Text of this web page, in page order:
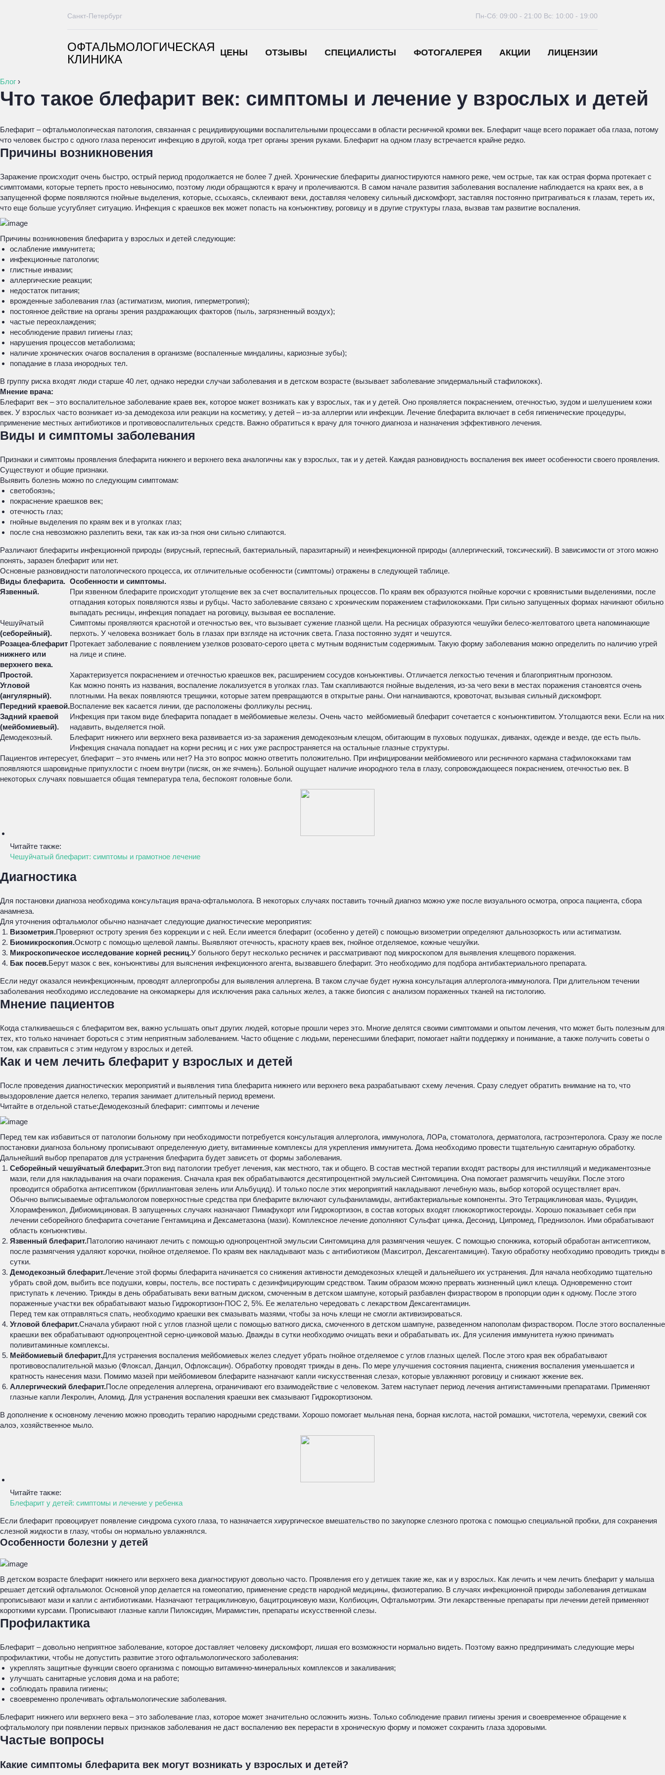
ОФТАЛЬМОЛОГИЧЕСКАЯ
КЛИНИКА
ЦЕНЫ ОТЗЫВЫ СПЕЦИАЛИСТЫ ФОТОГАЛЕРЕЯ АКЦИИ ЛИЦЕНЗИИ
Санкт-Петербург Пн-Сб: 09:00 - 21:00 Вс: 10:00 - 19:00
Блог ›
Что такое блефарит век: симптомы и лечение у взрослых и детей
Блефарит – офтальмологическая патология, связанная с рецидивирующими воспалительными процессами в области ресничной кромки век. Блефарит чаще всего поражает оба глаза, потому
что человек быстро с одного глаза переносит инфекцию в другой, когда трет органы зрения руками. Блефарит на одном глазу встречается крайне редко.
Причины возникновения
Заражение происходит очень быстро, острый период продолжается не более 7 дней. Хронические блефариты диагностируются намного реже, чем острые, так как острая форма протекает с
симптомами, которые терпеть просто невыносимо, поэтому люди обращаются к врачу и пролечиваются. В самом начале развития заболевания воспаление наблюдается на краях век, а в
запущенной форме появляются гнойные выделения, которые, ссыхаясь, склеивают веки, доставляя человеку сильный дискомфорт, заставляя постоянно притрагиваться к глазам, тереть их,
что еще больше усугубляет ситуацию. Инфекция с краешков век может попасть на конъюнктиву, роговицу и в другие структуры глаза, вызвав там развитие воспаления.
Причины возникновения блефарита у взрослых и детей следующие:
ослабление иммунитета;
инфекционные патологии;
глистные инвазии;
аллергические реакции;
недостаток питания;
врожденные заболевания глаз (астигматизм, миопия, гиперметропия);
постоянное действие на органы зрения раздражающих факторов (пыль, загрязненный воздух);
частые переохлаждения;
несоблюдение правил гигиены глаз;
нарушения процессов метаболизма;
наличие хронических очагов воспаления в организме (воспаленные миндалины, кариозные зубы);
попадание в глаза инородных тел.
В группу риска входят люди старше 40 лет, однако нередки случаи заболевания и в детском возрасте (вызывает заболевание эпидермальный стафилококк).
Мнение врача:
Блефарит век – это воспалительное заболевание краев век, которое может возникать как у взрослых, так и у детей. Оно проявляется покраснением, отечностью, зудом и шелушением кожи
век. У взрослых часто возникает из-за демодекоза или реакции на косметику, у детей – из-за аллергии или инфекции. Лечение блефарита включает в себя гигиенические процедуры,
применение местных антибиотиков и противовоспалительных средств. Важно обратиться к врачу для точного диагноза и назначения эффективного лечения.
Виды и симптомы заболевания
Признаки и симптомы проявления блефарита нижнего и верхнего века аналогичны как у взрослых, так и у детей. Каждая разновидность воспаления век имеет особенности своего проявления.
Существуют и общие признаки.
Выявить болезнь можно по следующим симптомам:
светобоязнь;
покраснение краешков век;
отечность глаз;
гнойные выделения по краям век и в уголках глаз;
после сна невозможно разлепить веки, так как из-за гноя они сильно слипаются.
Различают блефариты инфекционной природы (вирусный, герпесный, бактериальный, паразитарный) и неинфекционной природы (аллергический, токсический). В зависимости от этого можно
понять, заразен блефарит или нет.
Основные разновидности патологического процесса, их отличительные особенности (симптомы) отражены в следующей таблице.
Виды блефарита. Особенности и симптомы.
Язвенный.
При язвенном блефарите происходит утолщение век за счет воспалительных процессов. По краям век образуются гнойные корочки с кровянистыми выделениями, после
отпадания которых появляются язвы и рубцы. Часто заболевание связано с хроническим поражением стафилококками. При сильно запущенных формах начинают обильно
выпадать ресницы, инфекция попадает на роговицу, вызывая ее воспаление.
Чешуйчатый
(себорейный).
Симптомы проявляются краснотой и отечностью век, что вызывает сужение глазной щели. На ресницах образуются чешуйки белесо-желтоватого цвета напоминающие
перхоть. У человека возникает боль в глазах при взгляде на источник света. Глаза постоянно зудят и чешутся.
Розацеа-блефарит
нижнего или
верхнего века.
Протекает заболевание с появлением узелков розовато-серого цвета с мутным водянистым содержимым. Такую форму заболевания можно определить по наличию угрей
на лице и спине.
Простой.
Характеризуется покраснением и отечностью краешков век, расширением сосудов конъюнктивы. Отличается легкостью течения и благоприятным прогнозом.
Угловой
(ангулярный).
Как можно понять из названия, воспаление локализуется в уголках глаз. Там скапливаются гнойные выделения, из-за чего веки в местах поражения становятся очень
плотными. На веках появляются трещинки, которые затем превращаются в открытые раны. Они нагнаиваются, кровоточат, вызывая сильный дискомфорт.
Передний краевой.Воспаление век касается линии, где расположены фолликулы ресниц.
Задний краевой
(мейбомиевый).
Инфекция при таком виде блефарита попадает в мейбомиевые железы. Очень часто мейбомиевый блефарит сочетается с конъюнктивитом. Утолщаются веки. Если на них
надавить, выделяется гной.
Демодекозный.
Блефарит нижнего или верхнего века развивается из-за заражения демодекозным клещом, обитающим в пуховых подушках, диванах, одежде и везде, где есть пыль.
Инфекция сначала попадает на корни ресниц и с них уже распространяется на остальные глазные структуры.
Пациентов интересует, блефарит – это ячмень или нет? На это вопрос можно ответить положительно. При инфицировании мейбомиевого или ресничного кармана стафилококками там
появляются шаровидные припухлости с гноем внутри (писяк, он же ячмень). Больной ощущает наличие инородного тела в глазу, сопровождающееся покраснением, отечностью век. В
некоторых случаях повышается общая температура тела, беспокоят головные боли.
Читайте также:
Чешуйчатый блефарит: симптомы и грамотное лечение
Диагностика
Для постановки диагноза необходима консультация врача-офтальмолога. В некоторых случаях поставить точный диагноз можно уже после визуального осмотра, опроса пациента, сбора
анамнеза.
Для уточнения офтальмолог обычно назначает следующие диагностические мероприятия:
Визометрия.Проверяют остроту зрения без коррекции и с ней. Если имеется блефарит (особенно у детей) с помощью визометрии определяют дальнозоркость или астигматизм.
Биомикроскопия.Осмотр с помощью щелевой лампы. Выявляют отечность, красноту краев век, гнойное отделяемое, кожные чешуйки.
Микроскопическое исследование корней ресниц.У больного берут несколько ресничек и рассматривают под микроскопом для выявления клещевого поражения.
Бак посев.Берут мазок с век, конъюнктивы для выяснения инфекционного агента, вызвавшего блефарит. Это необходимо для подбора антибактериального препарата.
Если недуг оказался неинфекционным, проводят аллергопробы для выявления аллергена. В таком случае будет нужна консультация аллерголога-иммунолога. При длительном течении
заболевания необходимо исследование на онкомаркеры для исключения рака сальных желез, а также биопсия с анализом пораженных тканей на гистологию.
Мнение пациентов
Когда сталкиваешься с блефаритом век, важно услышать опыт других людей, которые прошли через это. Многие делятся своими симптомами и опытом лечения, что может быть полезным для
тех, кто только начинает бороться с этим неприятным заболеванием. Часто общение с людьми, перенесшими блефарит, помогает найти поддержку и понимание, а также получить советы о
том, как справиться с этим недугом у взрослых и детей.
Как и чем лечить блефарит у взрослых и детей
После проведения диагностических мероприятий и выявления типа блефарита нижнего или верхнего века разрабатывают схему лечения. Сразу следует обратить внимание на то, что
выздоровление дается нелегко, терапия занимает длительный период времени.
Читайте в отдельной статье:Демодекозный блефарит: симптомы и лечение
Перед тем как избавиться от патологии больному при необходимости потребуется консультация аллерголога, иммунолога, ЛОРа, стоматолога, дерматолога, гастроэнтеролога. Сразу же после
постановки диагноза больному прописывают определенную диету, витаминные комплексы для укрепления иммунитета. Дома необходимо провести тщательную санитарную обработку.
Дальнейший выбор препаратов для устранения блефарита будет зависеть от формы заболевания.
Себорейный чешуйчатый блефарит.Этоn вид патологии требует лечения, как местного, так и общего. В состав местной терапии входят растворы для инстилляций и медикаментозные
мази, гели для накладывания на очаги поражения. Сначала края век обрабатываются десятипроцентной эмульсией Синтомицина. Она помогает размягчить чешуйки. После этого
проводится обработка антисептиком (бриллиантовая зелень или Альбуцид). И только после этих мероприятий накладывают лечебную мазь, выбор которой осуществляет врач.
Обычно выписываемые офтальмологом поверхностные средства при блефарите включают сульфаниламиды, антибактериальные компоненты. Это Тетрациклиновая мазь, Фуцидин,
Хлорамфеникол, Дибиомициновая. В запущенных случаях назначают Пимафукорт или Гидрокортизон, в состав которых входят глюкокортикостероиды. Хорошо показывает себя при
лечении себорейного блефарита сочетание Гентамицина и Дексаметазона (мази). Комплексное лечение дополняют Сульфат цинка, Десонид, Ципромед, Преднизолон. Ими обрабатывают
область конъюнктивы.
Язвенный блефарит.Патологию начинают лечить с помощью однопроцентной эмульсии Синтомицина для размягчения чешуек. С помощью спонжика, который обработан антисептиком,
после размягчения удаляют корочки, гнойное отделяемое. По краям век накладывают мазь с антибиотиком (Макситрол, Дексагентамицин). Такую обработку необходимо проводить трижды в
сутки.
Демодекозный блефарит.Лечение этой формы блефарита начинается со снижения активности демодекозных клещей и дальнейшего их устранения. Для начала необходимо тщательно
убрать свой дом, выбить все подушки, ковры, постель, все постирать с дезинфицирующим средством. Таким образом можно прервать жизненный цикл клеща. Одновременно стоит
приступать к лечению. Трижды в день обрабатывать веки ватным диском, смоченным в детском шампуне, который разбавлен физраствором в пропорции один к одному. После этого
пораженные участки век обрабатывают мазью Гидрокортизон-ПОС 2, 5%. Ее желательно чередовать с лекарством Дексагентамицин.
Перед тем как отправляться спать, необходимо краешки век смазывать мазями, чтобы за ночь клещи не смогли активизироваться.
Угловой блефарит.Сначала убирают гной с углов глазной щели с помощью ватного диска, смоченного в детском шампуне, разведенном напополам физраствором. После этого воспаленные
краешки век обрабатывают однопроцентной серно-цинковой мазью. Дважды в сутки необходимо очищать веки и обрабатывать их. Для усиления иммунитета нужно принимать
поливитаминные комплексы.
Мейбомиевый блефарит.Для устранения воспаления мейбомиевых желез следует убрать гнойное отделяемое с углов глазных щелей. После этого края век обрабатывают
противовоспалительной мазью (Флоксал, Данцил, Офлоксацин). Обработку проводят трижды в день. По мере улучшения состояния пациента, снижения воспаления уменьшается и
кратность нанесения мази. Помимо мазей при мейбомиевом блефарите назначают капли «искусственная слеза», которые увлажняют роговицу и снижают жжение век.
Аллергический блефарит.После определения аллергена, ограничивают его взаимодействие с человеком. Затем наступает период лечения антигистаминными препаратами. Применяют
глазные капли Лекролин, Аломид. Для устранения воспаления краешки век смазывают Гидрокортизоном.
В дополнение к основному лечению можно проводить терапию народными средствами. Хорошо помогает мыльная пена, борная кислота, настой ромашки, чистотела, черемухи, свежий сок
алоэ, хозяйственное мыло.
Читайте также:
Блефарит у детей: симптомы и лечение у ребенка
Если блефарит провоцирует появление синдрома сухого глаза, то назначается хирургическое вмешательство по закупорке слезного протока с помощью специальной пробки, для сохранения
слезной жидкости в глазу, чтобы он нормально увлажнялся.
Особенности болезни у детей
В детском возрасте блефарит нижнего или верхнего века диагностируют довольно часто. Проявления его у детишек такие же, как и у взрослых. Как лечить и чем лечить блефарит у малыша
решает детский офтальмолог. Основной упор делается на гомеопатию, применение средств народной медицины, физиотерапию. В случаях инфекционной природы заболевания детишкам
прописывают мази и капли с антибиотиками. Назначают тетрациклиновую, бацитроциновую мази, Колбиоцин, Офтальмотрим. Эти лекарственные препараты при лечении детей применяют
короткими курсами. Прописывают глазные капли Пилоксидин, Мирамистин, препараты искусственной слезы.
Профилактика
Блефарит – довольно неприятное заболевание, которое доставляет человеку дискомфорт, лишая его возможности нормально видеть. Поэтому важно предпринимать следующие меры
профилактики, чтобы не допустить развитие этого офтальмологического заболевания:
укреплять защитные функции своего организма с помощью витаминно-минеральных комплексов и закаливания;
улучшать санитарные условия дома и на работе;
соблюдать правила гигиены;
своевременно пролечивать офтальмологические заболевания.
Блефарит нижнего или верхнего века – это заболевание глаз, которое может значительно осложнить жизнь. Только соблюдение правил гигиены зрения и своевременное обращение к
офтальмологу при появлении первых признаков заболевания не даст воспалению век перерасти в хроническую форму и поможет сохранить глаза здоровыми.
Частые вопросы
Какие симптомы блефарита век могут возникать у взрослых и детей?